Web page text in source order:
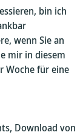
bin ich
wenn Sie an
mir in diesem
Woche für eine
Download von